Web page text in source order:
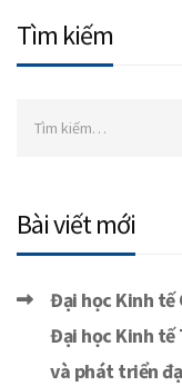
Tìm kiếm
Bài viết mới
Đại học Kinh tế
Đại học Kinh tế
và phát triển